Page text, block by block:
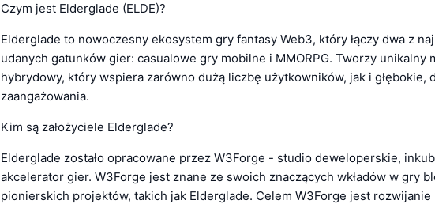
Czym jest Elderglade (ELDE)?
Elderglade to nowoczesny ekosystem gry fantasy Web3, który łączy dwa z
udanych gatunków gier: casualowe gry mobilne i MMORPG. Tworzy unikalny
hybrydowy, który wspiera zarówno dużą liczbę użytkowników, jak i głębokie,
zaangażowania.
Kim są założyciele Elderglade?
Elderglade zostało opracowane przez W3Forge - studio deweloperskie,
akcelerator gier. W3Forge jest znane ze swoich znaczących wkładów w gry
pionierskich projektów, takich jak Elderglade. Celem W3Forge jest